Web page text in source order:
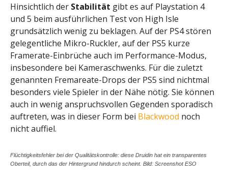
Hinsichtlich der Stabilität gibt es auf Playstation 4
und 5 beim ausführlichen Test von High Isle
grundsätzlich wenig zu beklagen. Auf der PS4 stören
gelegentliche Mikro-Ruckler, auf der PS5 kurze
Framerate-Einbrüche auch im Performance-Modus,
insbesondere bei Kameraschwenks. Für die zuletzt
genannten Fremareate-Drops der PS5 sind nichtmal
besonders viele Spieler in der Nähe nötig. Sie können
auch in wenig anspruchsvollen Gegenden sporadisch
auftreten, was in dieser Form bei Blackwood noch
nicht auffiel.
Flüchtigkeitsfehler bei der Qualitätskontrolle: diese Druidin hat ein transparentes
Oberteil, durch das der Hintergrund hindurch scheint. Bild: Screenshot ESO